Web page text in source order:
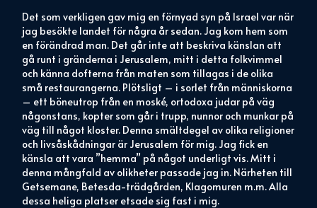
Det som verkligen gav mig en förnyad syn på Israel var när
jag besökte landet för några år sedan. Jag kom hem som
en förändrad man. Det går inte att beskriva känslan att
gå runt i gränderna i Jerusalem, mitt i detta folkvimmel
och känna dofterna från maten som tillagas i de olika
små restaurangerna. Plötsligt – i sorlet från människorna
– ett böneutrop från en moské, ortodoxa judar på väg
någonstans, kopter som går i trupp, nunnor och munkar på
väg till något kloster. Denna smältdegel av olika religioner
och livsåskådningar är Jerusalem för mig. Jag fick en
känsla att vara ”hemma” på något underligt vis. Mitt i
denna mångfald av olikheter passade jag in. Närheten till
Getsemane, Betesda-trädgården, Klagomuren m.m. Alla
dessa heliga platser etsade sig fast i mig.